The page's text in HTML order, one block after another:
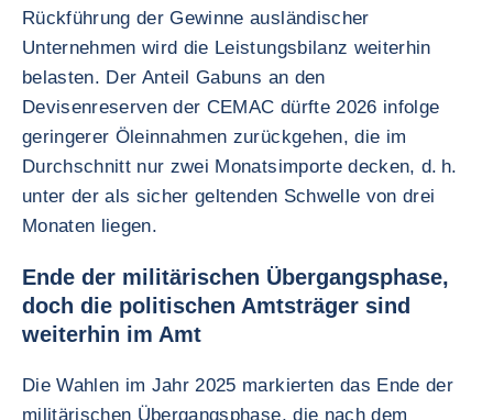
Rückführung der Gewinne ausländischer
Unternehmen wird die Leistungsbilanz weiterhin
belasten. Der Anteil Gabuns an den
Devisenreserven der CEMAC dürfte 2026 infolge
geringerer Öleinnahmen zurückgehen, die im
Durchschnitt nur zwei Monatsimporte decken, d. h.
unter der als sicher geltenden Schwelle von drei
Monaten liegen.
Ende der militärischen Übergangsphase,
doch die politischen Amtsträger sind
weiterhin im Amt
Die Wahlen im Jahr 2025 markierten das Ende der
militärischen Übergangsphase, die nach dem